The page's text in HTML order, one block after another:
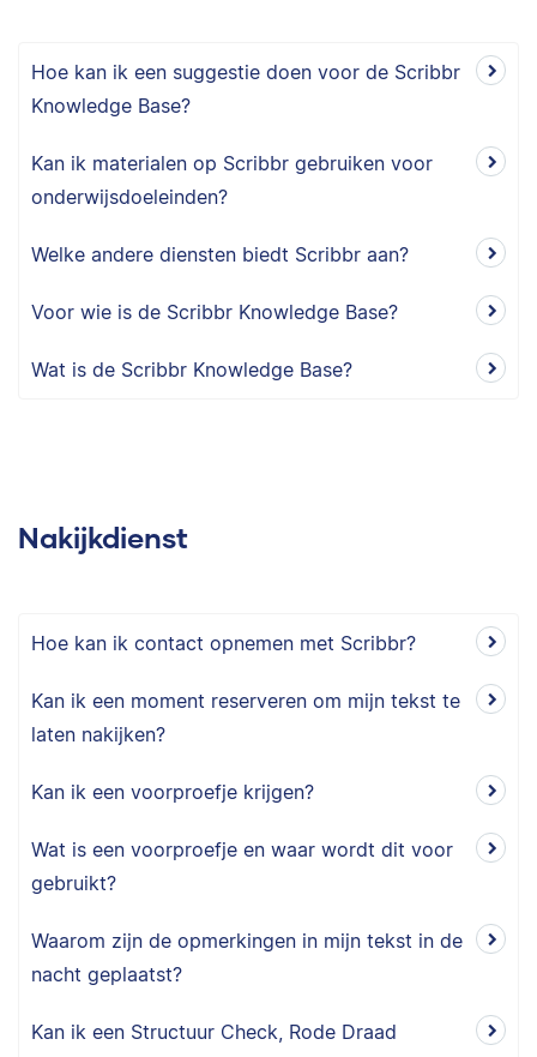
Hoe kan ik een suggestie doen voor de Scribbr
Knowledge Base?
Kan ik materialen op Scribbr gebruiken voor
onderwijsdoeleinden?
Welke andere diensten biedt Scribbr aan?
Voor wie is de Scribbr Knowledge Base?
Wat is de Scribbr Knowledge Base?
Nakijkdienst
Hoe kan ik contact opnemen met Scribbr?
Kan ik een moment reserveren om mijn tekst te
laten nakijken?
Kan ik een voorproefje krijgen?
Wat is een voorproefje en waar wordt dit voor
gebruikt?
Waarom zijn de opmerkingen in mijn tekst in de
nacht geplaatst?
Kan ik een Structuur Check, Rode Draad